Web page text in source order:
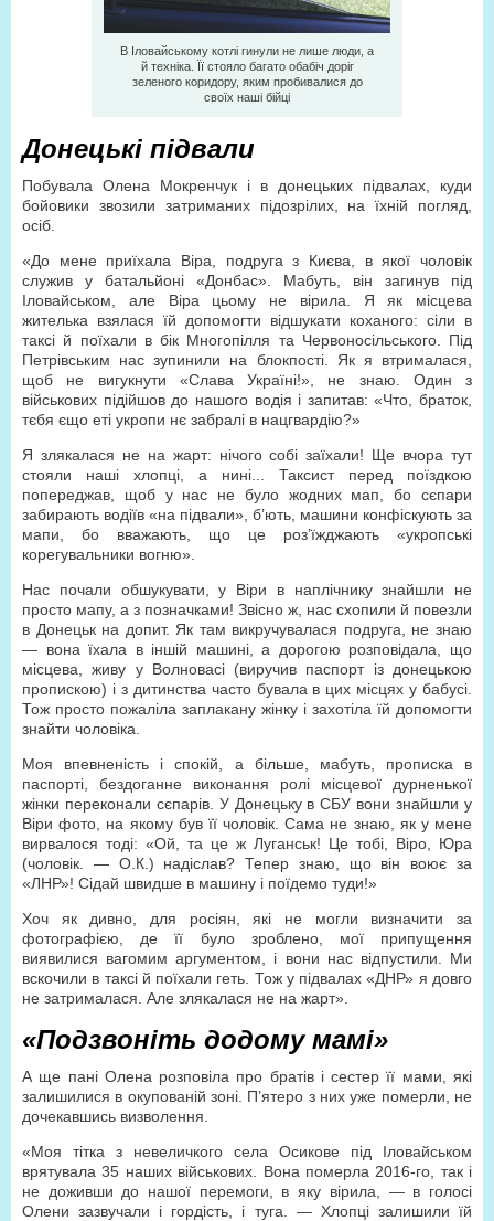
В Іловайському котлі гинули не лише люди, а
й техніка. Її стояло багато обабіч доріг
зеленого коридору, яким пробивалися до
своїх наші бійці
Донецькі підвали
Побувала Олена Мокренчук і в донецьких підвалах, куди
бойовики звозили затриманих підозрілих, на їхній погляд,
осіб.
«До мене приїхала Віра, подруга з Києва, в якої чоловік
служив у батальйоні «Донбас». Мабуть, він загинув під
Іловайськом, але Віра цьому не вірила. Я як місцева
жителька взялася їй допомогти відшукати коханого: сіли в
таксі й поїхали в бік Многопілля та Червоносільського. Під
Петрівським нас зупинили на блокпості. Як я втрималася,
щоб не вигукнути «Слава Україні!», не знаю. Один з
військових підійшов до нашого водія і запитав: «Что, браток,
тєбя єщо еті укропи нє забралі в нацгвардію?»
Я злякалася не на жарт: нічого собі заїхали! Ще вчора тут
стояли наші хлопці, а нині... Таксист перед поїздкою
попереджав, щоб у нас не було жодних мап, бо сєпари
забирають водіїв «на підвали», б’ють, машини конфіскують за
мапи, бо вважають, що це роз’їжджають «укропські
корегувальники вогню».
Нас почали обшукувати, у Віри в наплічнику знайшли не
просто мапу, а з позначками! Звісно ж, нас схопили й повезли
в Донецьк на допит. Як там викручувалася подруга, не знаю
— вона їхала в іншій машині, а дорогою розповідала, що
місцева, живу у Волновасі (виручив паспорт із донецькою
пропискою) і з дитинства часто бувала в цих місцях у бабусі.
Тож просто пожаліла заплакану жінку і захотіла їй допомогти
знайти чоловіка.
Моя впевненість і спокій, а більше, мабуть, прописка в
паспорті, бездоганне виконання ролі місцевої дурненької
жінки переконали сєпарів. У Донецьку в СБУ вони знайшли у
Віри фото, на якому був її чоловік. Сама не знаю, як у мене
вирвалося тоді: «Ой, та це ж Луганськ! Це тобі, Віро, Юра
(чоловік. — О.К.) надіслав? Тепер знаю, що він воює за
«ЛНР»! Сідай швидше в машину і поїдемо туди!»
Хоч як дивно, для росіян, які не могли визначити за
фотографією, де її було зроблено, мої припущення
виявилися вагомим аргументом, і вони нас відпустили. Ми
вскочили в таксі й поїхали геть. Тож у підвалах «ДНР» я довго
не затрималася. Але злякалася не на жарт».
«Подзвоніть додому мамі»
А ще пані Олена розповіла про братів і сестер її мами, які
залишилися в окупованій зоні. П’ятеро з них уже померли, не
дочекавшись визволення.
«Моя тітка з невеличкого села Осикове під Іловайськом
врятувала 35 наших військових. Вона померла 2016-го, так і
не доживши до нашої перемоги, в яку вірила, — в голосі
Олени зазвучали і гордість, і туга. — Хлопці залишили їй